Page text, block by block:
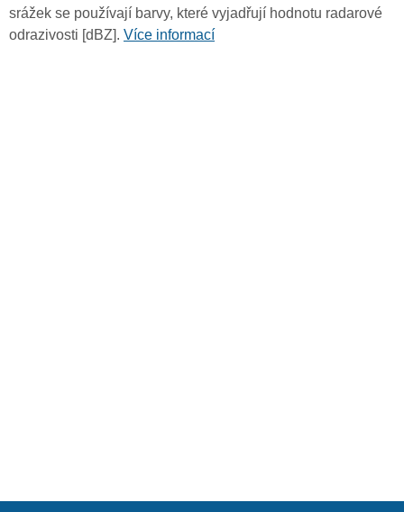
srážek se používají barvy, které vyjadřují hodnotu radarové
odrazivosti [dBZ]. Více informací